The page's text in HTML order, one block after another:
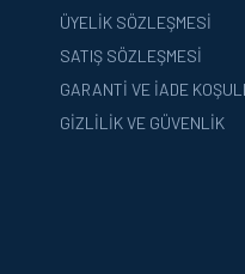
ÜYELIK SÖZLEŞMESI
SATIŞ SÖZLEŞMESI
GARANTI VE İADE
GIZLILIK VE GÜVENLIK